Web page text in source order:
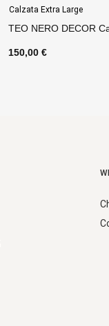
Calzata Extra Large
TEO NERO DECOR
150,00 €